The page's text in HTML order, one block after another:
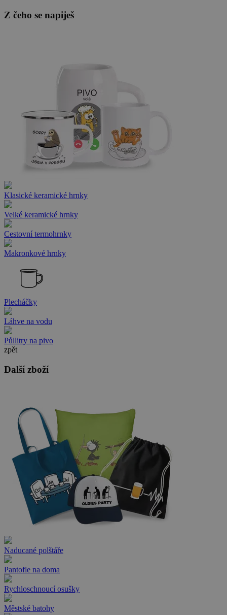
Z čeho se napiješ
Klasické keramické hrnky
Velké keramické hrnky
Cestovní termohrnky
Makronkové hrnky
Plecháčky
Láhve na vodu
Půllitry na pivo
zpět
Další zboží
Naducané polštáře
Pantofle na doma
Rychloschnoucí osušky
Městské batohy